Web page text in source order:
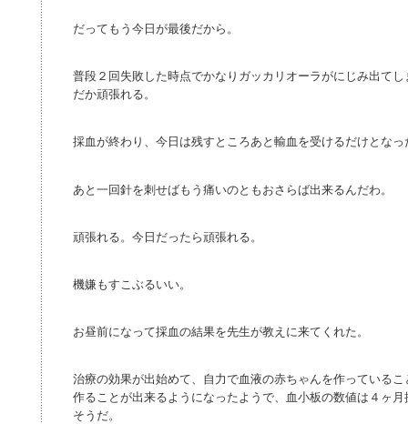
だってもう今日が最後だから。
普段２回失敗した時点でかなりガッカリオーラがにじみ出て
だか頑張れる。
採血が終わり、今日は残すところあと輸血を受けるだけとなっ
あと一回針を刺せばもう痛いのともおさらば出来るんだわ。
頑張れる。今日だったら頑張れる。
機嫌もすこぶるいい。
お昼前になって採血の結果を先生が教えに来てくれた。
治療の効果が出始めて、自力で血液の赤ちゃんを作っている
作ることが出来るようになったようで、血小板の数値は４ヶ
そうだ。